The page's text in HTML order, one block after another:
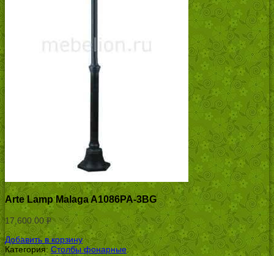
Arte Lamp Malaga A1086PA-3BG
17,600.00Р
УБ.
Добавить в корзину
Категория: Столбы фонарные.